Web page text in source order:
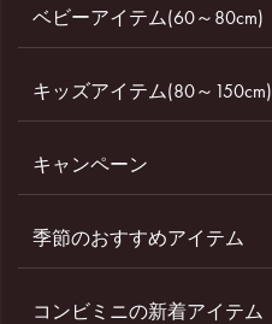
ベビーアイテム(60～80cm)
キッズアイテム(80～150cm)
キャンペーン
季節のおすすめアイテム
コンビミニの新着アイテム